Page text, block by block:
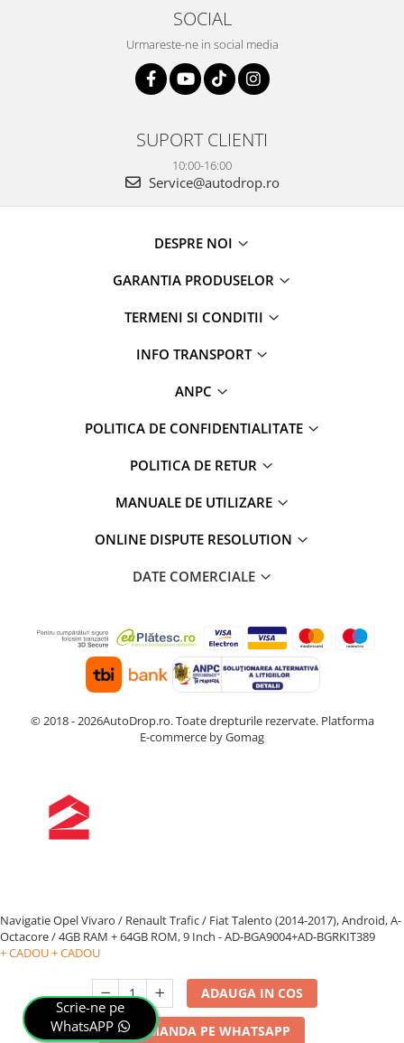
SOCIAL
Urmareste-ne in social media
SUPORT CLIENTI
10:00-16:00
Service@autodrop.ro
DESPRE NOI
GARANTIA PRODUSELOR
TERMENI SI CONDITII
INFO TRANSPORT
ANPC
POLITICA DE CONFIDENTIALITATE
POLITICA DE RETUR
MANUALE DE UTILIZARE
ONLINE DISPUTE RESOLUTION
DATE COMERCIALE
© 2018 - 2026AutoDrop.ro. Toate drepturile rezervate. Platforma
E-commerce by Gomag
Scrie-ne pe
WhatsAPP
Navigatie Opel Vivaro / Renault Trafic / Fiat Talento (2014-2017), Android, A-
Octacore / 4GB RAM + 64GB ROM, 9 Inch - AD-BGA9004+AD-BGRKIT389
+ CADOU+ CADOU
ADAUGA IN COS
COMANDA PE WHATSAPP